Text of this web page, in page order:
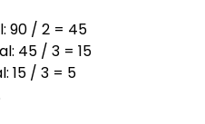
90 / 2 = 45
45 / 3 = 15
15 / 3 = 5